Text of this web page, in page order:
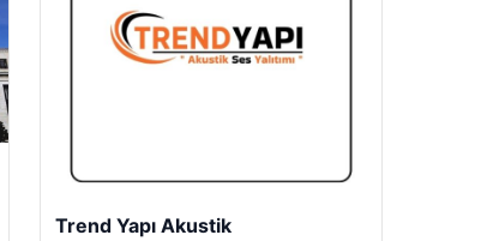
Trend Yapı Akustik